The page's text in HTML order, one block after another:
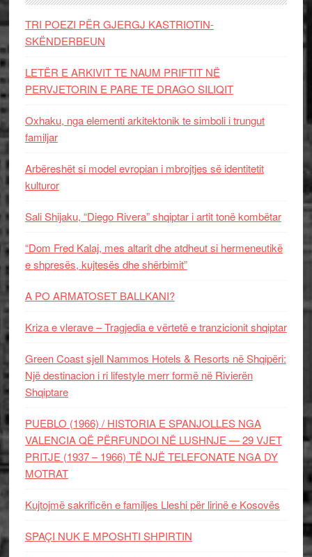
TRI POEZI PËR GJERGJ KASTRIOTIN-
SKËNDERBEUN
LETËR E ARKIVIT TE NAUM PRIFTIT NË
PERVJETORIN E PARE TE DRAGO SILIQIT
Oxhaku, nga elementi arkitektonik te simboli i trungut
familjar
Arbëreshët si model evropian i mbrojtjes së identitetit
kulturor
Sali Shijaku, “Diego Rivera” shqiptar i artit tonë kombëtar
“Dom Fred Kalaj, mes altarit dhe atdheut si hermeneutikë
e shpresës, kujtesës dhe shërbimit”
A PO ARMATOSET BALLKANI?
Kriza e vlerave – Tragjedia e vërtetë e tranzicionit shqiptar
Green Coast sjell Nammos Hotels & Resorts në Shqipëri:
Një destinacion i ri lifestyle merr formë në Rivierën
Shqiptare
PUEBLO (1966) / HISTORIA E SPANJOLLES NGA
VALENCIA QË PËRFUNDOI NË LUSHNJE — 29 VJET
PRITJE (1937 – 1966) TË NJË TELEFONATE NGA DY
MOTRAT
Kujtojmë sakrificën e familjes Lleshi për lirinë e Kosovës
SPAÇI NUK E MPOSHTI SHPIRTIN